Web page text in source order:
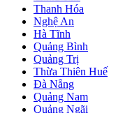
Thanh Hóa
Nghệ An
Hà Tĩnh
Quảng Bình
Quảng Trị
Thừa Thiên Huế
Đà Nẵng
Quảng Nam
Quảng Ngãi